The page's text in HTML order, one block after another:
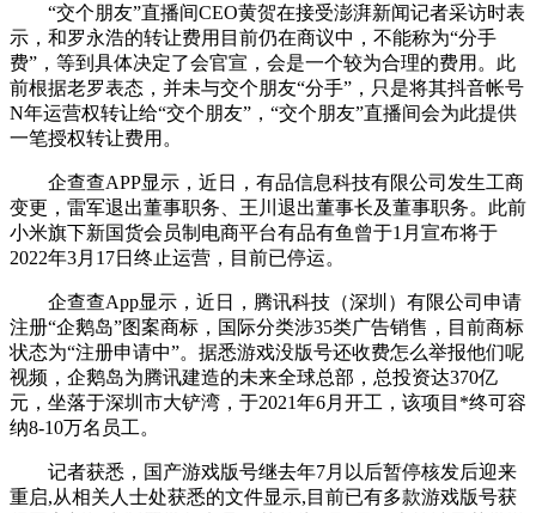
“交个朋友”直播间CEO黄贺在接受澎湃新闻记者采访时表
示，和罗永浩的转让费用目前仍在商议中，不能称为“分手
费”，等到具体决定了会官宣，会是一个较为合理的费用。此
前根据老罗表态，并未与交个朋友“分手”，只是将其抖音帐号
N年运营权转让给“交个朋友”，“交个朋友”直播间会为此提供
一笔授权转让费用。
企查查APP显示，近日，有品信息科技有限公司发生工商
变更，雷军退出董事职务、王川退出董事长及董事职务。此前
小米旗下新国货会员制电商平台有品有鱼曾于1月宣布将于
2022年3月17日终止运营，目前已停运。
企查查App显示，近日，腾讯科技（深圳）有限公司申请
注册“企鹅岛”图案商标，国际分类涉35类广告销售，目前商标
状态为“注册申请中”。据悉游戏没版号还收费怎么举报他们呢
视频，企鹅岛为腾讯建造的未来全球总部，总投资达370亿
元，坐落于深圳市大铲湾，于2021年6月开工，该项目*终可容
纳8-10万名员工。
记者获悉，国产游戏版号继去年7月以后暂停核发后迎来
重启,从相关人士处获悉的文件显示,目前已有多款游戏版号获